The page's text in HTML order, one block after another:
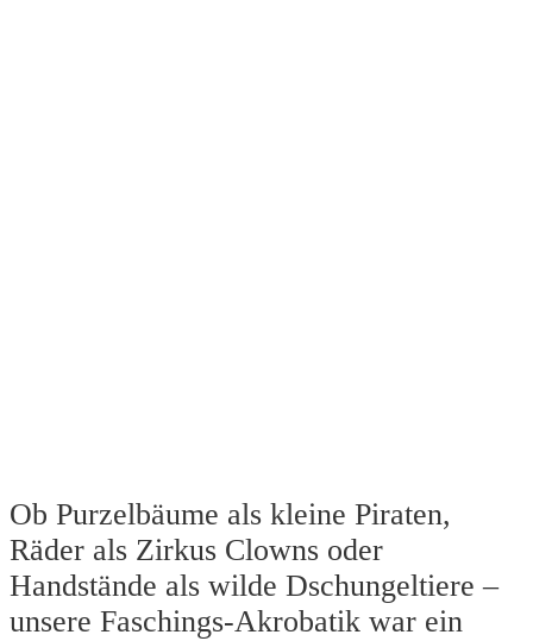
Ob Purzelbäume als kleine Piraten,
Räder als Zirkus Clowns oder
Handstände als wilde Dschungeltiere –
unsere Faschings-Akrobatik war ein